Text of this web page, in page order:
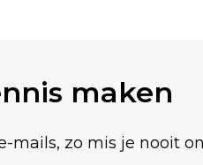
maken
mails, zo mis je nooit